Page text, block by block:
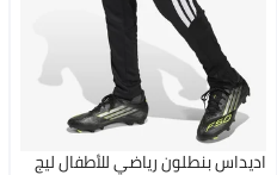
اديداس بنطلون رياضي للأطفال ليج